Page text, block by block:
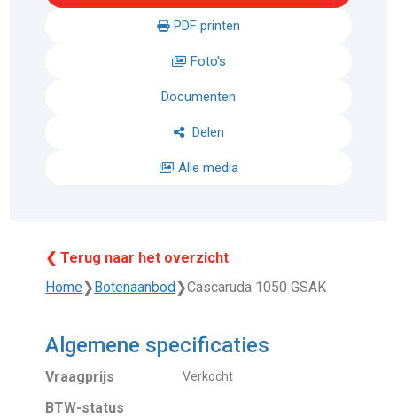
PDF printen
Foto's
Documenten
Delen
Alle media
❮ Terug naar het overzicht
Home❯ Botenaanbod ❯Cascaruda 1050 GSAK
Algemene specificaties
Vraagprijs Verkocht
BTW-status